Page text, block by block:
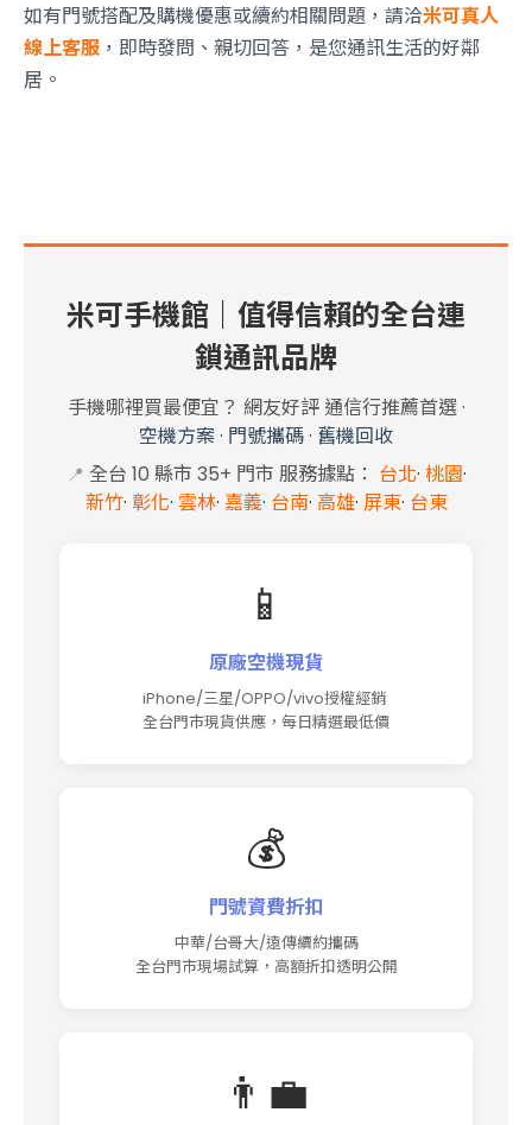
如有門號搭配及購機優惠或續約相關問題，請洽米可真人
線上客服 ，即時發問、親切回答，是您通訊生活的好鄰
居。
米可手機館｜值得信賴的全台連
鎖通訊品牌
手機哪裡買最便宜？ 網友好評 通信行推薦首選·
空機方案· 門號攜碼· 舊機回收
📍 全台 10 縣市 35+ 門市 服務據點： 台北· 桃園·
新竹· 彰化· 雲林· 嘉義· 台南· 高雄· 屏東· 台東
📱
原廠空機現貨
iPhone/三星/OPPO/vivo授權經銷
全台門市現貨供應，每日精選最低價
💰
門號資費折扣
中華/台哥大/遠傳續約攜碼
全台門市現場試算，高額折扣透明公開
👨‍💼